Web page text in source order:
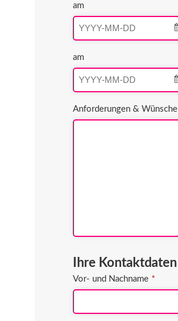
am
am
Anforderungen & Wünsche
Ihre Kontaktdaten
Vor- und Nachname *